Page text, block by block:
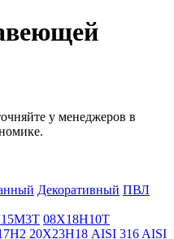
у менеджеров в
Декоративный ПВЛ
08Х18Н10Т
20Х23Н18 AISI 316 AISI